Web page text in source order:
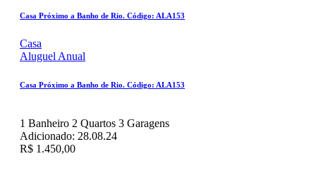
Casa Próximo a Banho de Rio. Código: ALA153
Casa
Aluguel Anual
Casa Próximo a Banho de Rio. Código: ALA153
1 Banheiro 2 Quartos 3 Garagens
Adicionado: 28.08.24
R$ 1.450,00